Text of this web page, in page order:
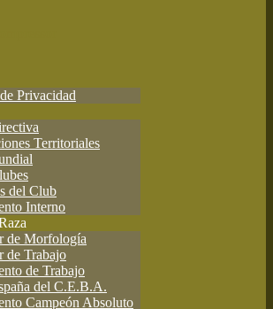
Privacidad
Territoriales
del Club
Interno
de Morfología
de Trabajo
de Trabajo
del C.E.B.A.
Campeón Absoluto